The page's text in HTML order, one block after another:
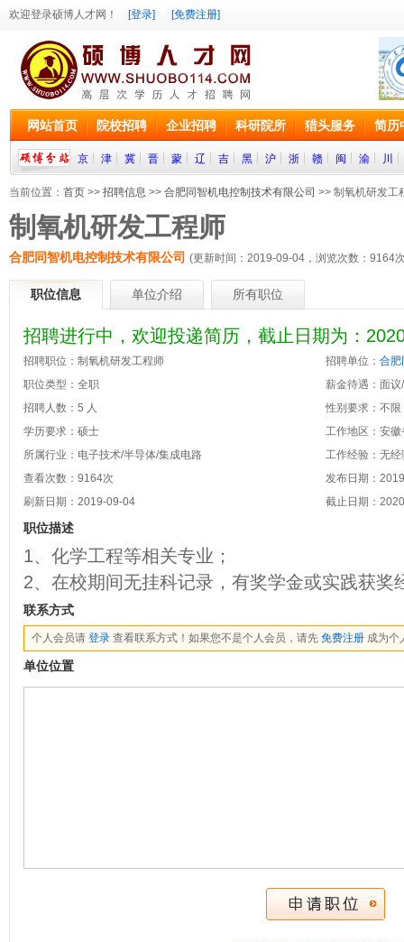
欢迎登录硕博人才网！ [登录] [免费注册]
网站首页 院校招聘 企业招聘 科研院所 猎头服务 简历
京 津 冀 晋 蒙 辽 吉 黑 沪 浙 赣 闽 渝 川
当前位置： 首页 >> 招聘信息 >> 合肥同智机电控制技术有限公司 >> 制氧机研发工
制氧机研发工程师
合肥同智机电控制技术有限公司 (更新时间：2019-09-04，浏览次数： 9164
职位信息 单位介绍 所有职位
招聘进行中，欢迎投递简历，截止日期为：
招聘职位：制氧机研发工程师 招聘单位： 合肥
职位类型：全职
薪金待遇：面议
招聘人数：5 人
性别要求：不限
学历要求：硕士
工作地区：安徽
所属行业：电子技术/半导体/集成电路
工作经验：无经
查看次数： 9164次
发布日期：
刷新日期：2019-09-04
截止日期：
职位描述
1、化学工程等相关专业；
2、在校期间无挂科记录，有奖学金或实践获奖
联系方式
个人会员请 登录 查看联系方式！如果您不是个人会员，请先 免费注册 成为个
单位位置